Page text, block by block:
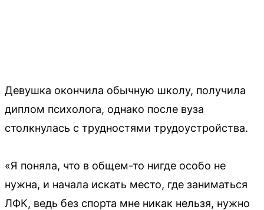
Девушка окончила обычную школу, получила
диплом психолога, однако после вуза
столкнулась с трудностями трудоустройства.
«Я поняла, что в общем-то нигде особо не
нужна, и начала искать место, где заниматься
ЛФК, ведь без спорта мне никак нельзя, нужно